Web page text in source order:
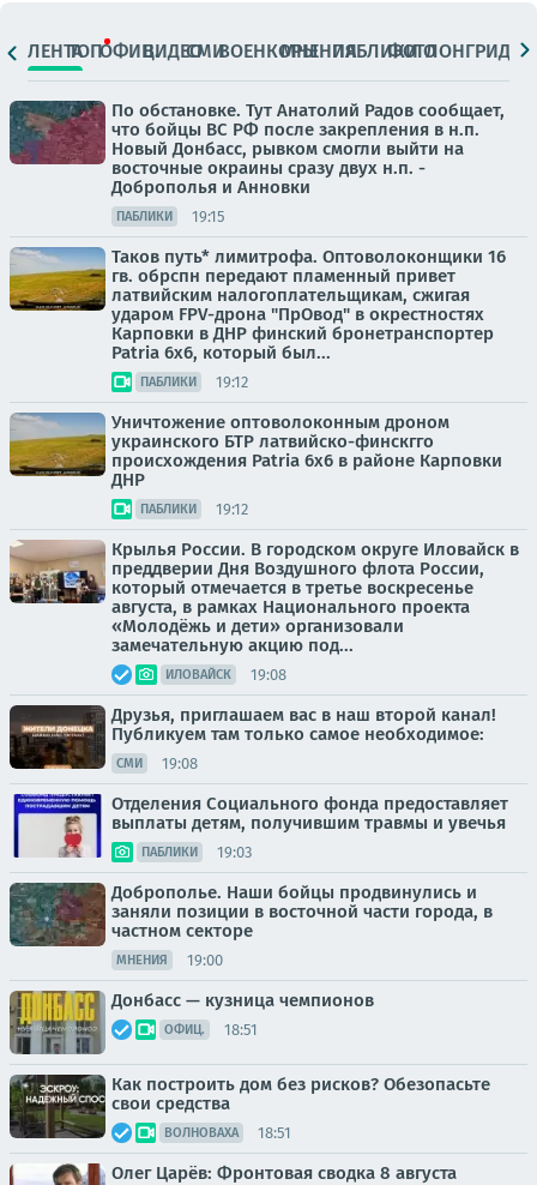
ЛЕНТАТОПОФИЦ.ВИДЕОСМИВОЕНКОРЫМНЕНИЯПАБЛИКИ
ФОТОЛОНГРИДЫ
По обстановке. Тут Анатолий Радов сообщает,
что бойцы ВС РФ после закрепления в н.п.
Новый Донбасс, рывком смогли выйти на
восточные окраины сразу двух н.п. -
Доброполья и Анновки
ПАБЛИКИ 19:15
Таков путь* лимитрофа. Оптоволоконщики 16
гв. обрспн передают пламенный привет
латвийским налогоплательщикам, сжигая
ударом FPV-дрона "ПрОвод" в окрестностях
Карповки в ДНР финский бронетранспортер
Patria 6x6, который был...
ПАБЛИКИ 19:12
Уничтожение оптоволоконным дроном
украинского БТР латвийско-финскгго
происхождения Patria 6x6 в районе Карповки
ДНР
ПАБЛИКИ 19:12
Крылья России. В городском округе Иловайск в
преддверии Дня Воздушного флота России,
который отмечается в третье воскресенье
августа, в рамках Национального проекта
«Молодёжь и дети» организовали
замечательную акцию под...
ИЛОВАЙСК 19:08
Друзья, приглашаем вас в наш второй канал!
Публикуем там только самое необходимое:
СМИ 19:08
Отделения Социального фонда предоставляет
выплаты детям, получившим травмы и увечья
ПАБЛИКИ 19:03
Доброполье. Наши бойцы продвинулись и
заняли позиции в восточной части города, в
частном секторе
МНЕНИЯ 19:00
Донбасс — кузница чемпионов
ОФИЦ. 18:51
Как построить дом без рисков? Обезопасьте
свои средства
ВОЛНОВАХА 18:51
Олег Царёв: Фронтовая сводка 8 августа